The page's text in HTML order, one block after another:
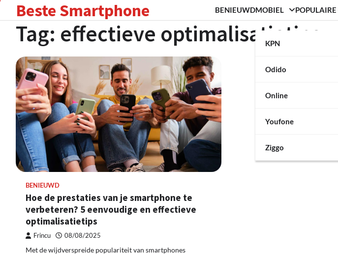
content
Beste Smartphone BENIEUWDMOBIEL
KPN
Odido
Online
Youfone
Ziggo
POPULAIRE
Tag: effectieve optimalisatietips
BENIEUWD
Hoe de prestaties van je smartphone te
verbeteren? 5 eenvoudige en effectieve
optimalisatietips
Frincu 08/08/2025
Met de wijdverspreide populariteit van smartphones